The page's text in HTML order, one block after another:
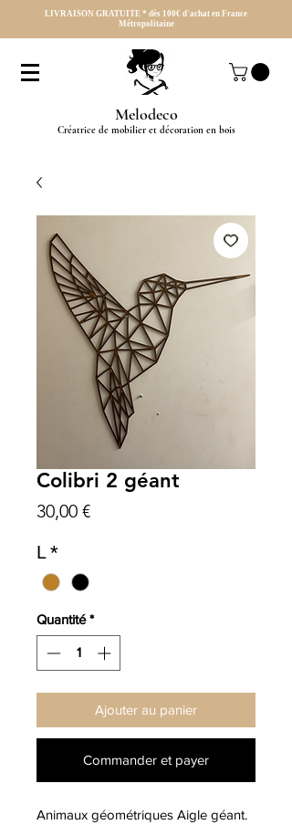
LIVRAISON GRATUITE * dès 100€ d'achat en France
Métropolitaine
Melodeco
Créatrice de mobilier et décoration en bois
Colibri 2 géant
30,00 €Prix
L*
Quantité *
Ajouter au panier
Commander et payer
Animaux géométriques Aigle géant.